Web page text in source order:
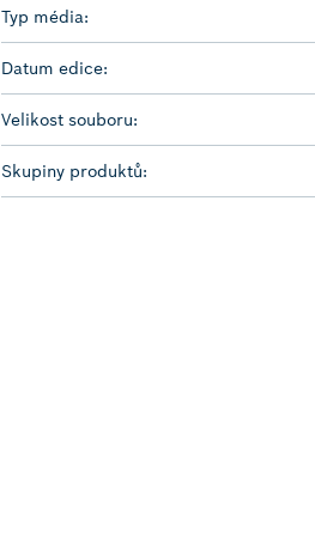
Typ média:
Datum edice:
Velikost souboru:
Skupiny produktů: